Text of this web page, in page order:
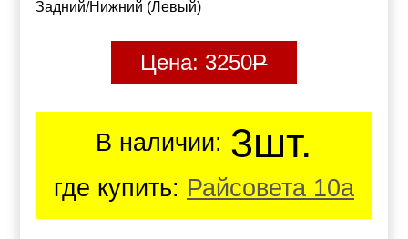
Задний/Нижний (Левый)
Цена: 3250Р
В наличии: 3шт.
где купить: Райсовета 10а